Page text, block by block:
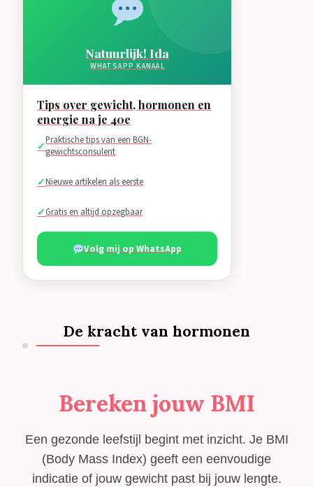
Natuurlijk! Ida
WHATSAPP KANAAL
Tips over gewicht, hormonen en
energie na je 40e
Praktische tips van een BGN-
gewichtsconsulent
Nieuwe artikelen als eerste
Gratis en altijd opzegbaar
Volg mij op WhatsApp
De kracht van hormonen
Bereken jouw BMI
Een gezonde leefstijl begint met inzicht. Je BMI
(Body Mass Index) geeft een eenvoudige
indicatie of jouw gewicht past bij jouw lengte.